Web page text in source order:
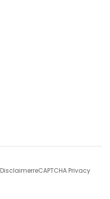
DisclaimerreCAPTCHA Privacy